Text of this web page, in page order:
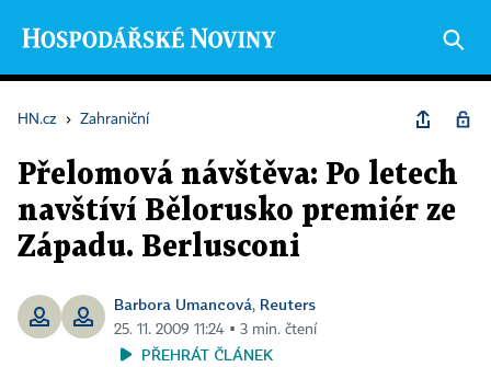
HN.cz › Zahraniční
Přelomová návštěva: Po letech
navštíví Bělorusko premiér ze
Západu. Berlusconi
Barbora Umancová, Reuters
25. 11. 2009 11:24 ▪ 3 min. čtení
PŘEHRÁT ČLÁNEK